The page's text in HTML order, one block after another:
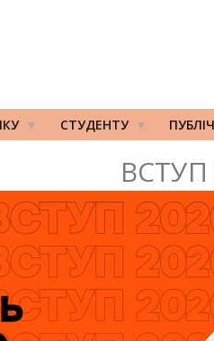
СТУДЕНТУ
ВСТУП